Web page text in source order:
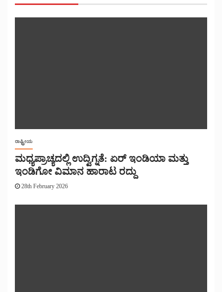
ರಾಷ್ಟ್ರೀಯ
ಮಧ್ಯಪ್ರಾಚ್ಯದಲ್ಲಿ ಉದ್ವಿಗ್ನತೆ: ಏರ್ ಇಂಡಿಯಾ ಮತ್ತು
ಇಂಡಿಗೋ ವಿಮಾನ ಹಾರಾಟ ರದ್ದು
28th February 2026